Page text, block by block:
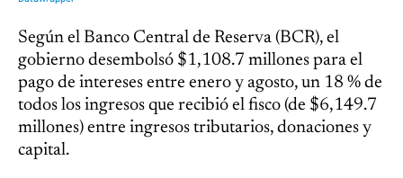
Según el Banco Central de Reserva (BCR), el
gobierno desembolsó $1,108.7 millones para el
pago de intereses entre enero y agosto, un 18 % de
todos los ingresos que recibió el fisco (de $6,149.7
millones) entre ingresos tributarios, donaciones y
capital.